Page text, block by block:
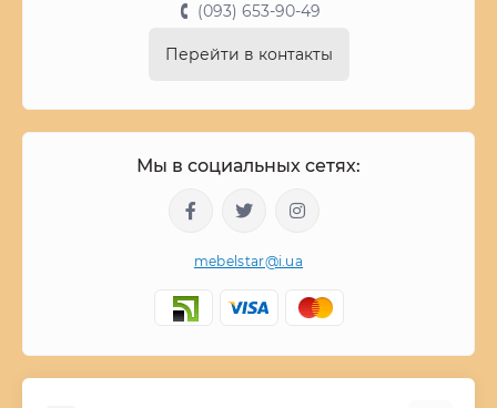
(093) 653-90-49
Перейти в контакты
Мы в социальных сетях:
mebelstar@i.ua